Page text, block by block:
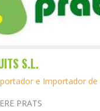
S.L.
e Importador de
PRATS